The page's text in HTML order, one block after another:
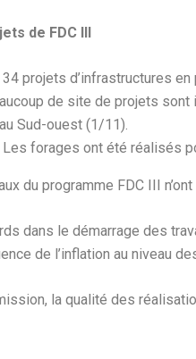
de FDC III
34 projets d’infrastructures
de site de projets sont
Sud-ouest (1/11).
Les forages ont été réalisés
du programme FDC III
dans le démarrage des
de l’inflation au niveau
la qualité des